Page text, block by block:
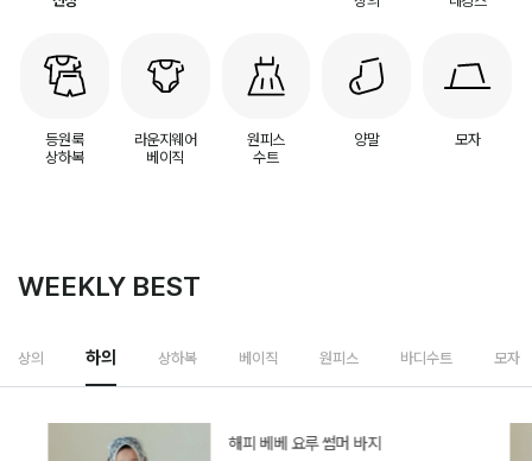
등원룩
상하복
라운지웨어
베이직
원피스
수트
양말 모자
WEEKLY BEST
상의 하의 상하복 베이직 원피스 바디수트 모자
[SIZE ~6Y] 델린 린넨 바지